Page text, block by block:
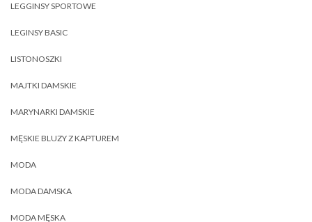
LEGGINSY SPORTOWE
LEGINSY BASIC
LISTONOSZKI
MAJTKI DAMSKIE
MARYNARKI DAMSKIE
MĘSKIE BLUZY Z KAPTUREM
MODA
MODA DAMSKA
MODA MĘSKA